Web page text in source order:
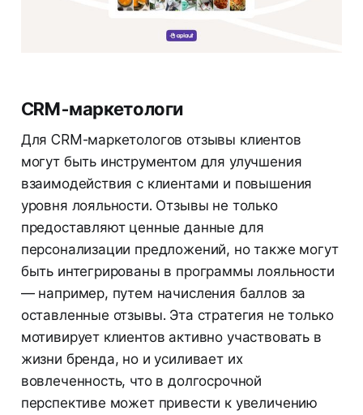
CRM-маркетологи
Для CRM-маркетологов отзывы клиентов
могут быть инструментом для улучшения
взаимодействия с клиентами и повышения
уровня лояльности. Отзывы не только
предоставляют ценные данные для
персонализации предложений, но также могут
быть интегрированы в программы лояльности
— например, путем начисления баллов за
оставленные отзывы. Эта стратегия не только
мотивирует клиентов активно участвовать в
жизни бренда, но и усиливает их
вовлеченность, что в долгосрочной
перспективе может привести к увеличению